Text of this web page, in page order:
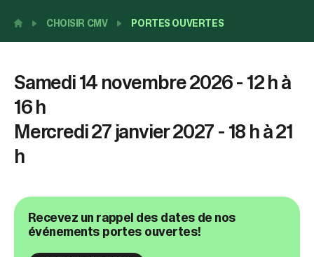
CHOISIR CMV PORTES OUVERTES
Samedi 14 novembre 2026 - 12 h à
16 h
Mercredi 27 janvier 2027 - 18 h à 21
h
Recevez un rappel des dates de nos
événements portes ouvertes!